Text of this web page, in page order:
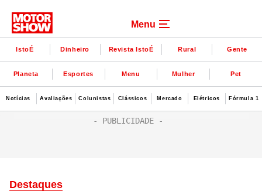
Menu
IstoÉ Dinheiro Revista IstoÉ Rural Gente
Planeta Esportes Menu Mulher Pet
Notícias Avaliações Colunistas Clássicos Mercado Elétricos Fórmula 1
Destaques